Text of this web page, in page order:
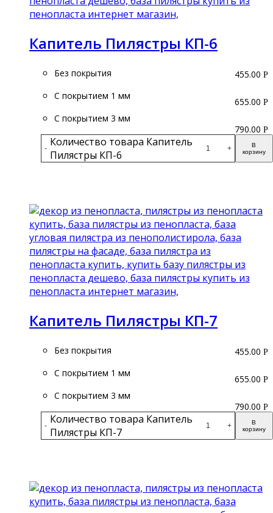
Капитель Пилястры КП-6
Без покрытия
С покрытием 1 мм
С покрытием 3 мм
- Количество товара Капитель
Пилястры КП-6
+
В
корзину
455.00 Р
655.00 Р
790.00 Р
Капитель Пилястры КП-7
Без покрытия
С покрытием 1 мм
С покрытием 3 мм
- Количество товара Капитель
Пилястры КП-7
+
В
корзину
455.00 Р
655.00 Р
790.00 Р